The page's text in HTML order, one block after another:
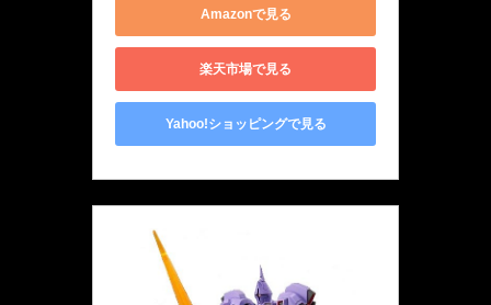
Amazonで見る
楽天市場で見る
Yahoo!ショッピングで見る